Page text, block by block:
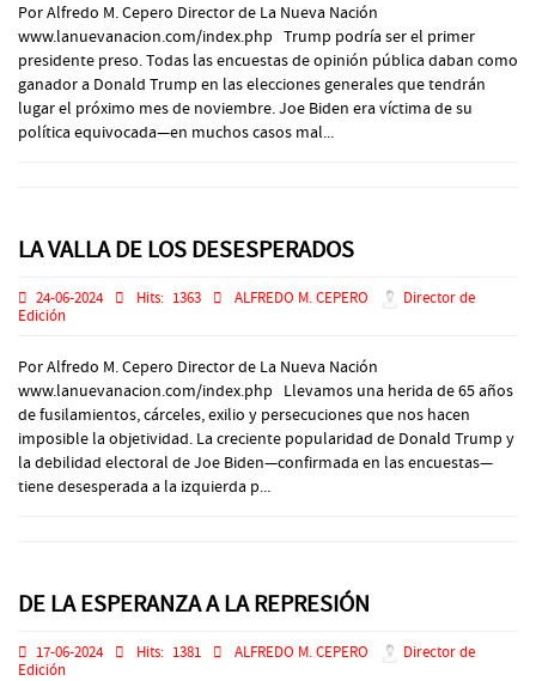
Por Alfredo M. Cepero Director de La Nueva Nación
www.lanuevanacion.com/index.php Trump podría ser el primer
presidente preso. Todas las encuestas de opinión pública daban como
ganador a Donald Trump en las elecciones generales que tendrán
lugar el próximo mes de noviembre. Joe Biden era víctima de su
política equivocada—en muchos casos mal...
LA VALLA DE LOS DESESPERADOS
24-06-2024 Hits: 1363 ALFREDO M. CEPERO
Director de
Edición
Por Alfredo M. Cepero Director de La Nueva Nación
www.lanuevanacion.com/index.php Llevamos una herida de 65 años
de fusilamientos, cárceles, exilio y persecuciones que nos hacen
imposible la objetividad. La creciente popularidad de Donald Trump y
la debilidad electoral de Joe Biden—confirmada en las encuestas—
tiene desesperada a la izquierda p...
DE LA ESPERANZA A LA REPRESIÓN
17-06-2024 Hits: 1381 ALFREDO M. CEPERO
Director de
Edición